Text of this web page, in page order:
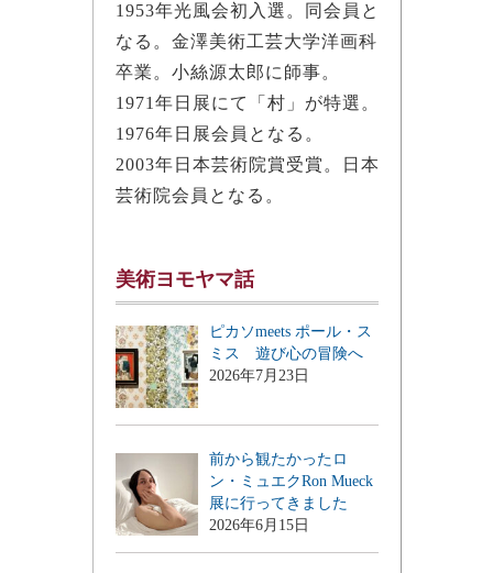
1953年光風会初入選。同会員と
なる。金澤美術工芸大学洋画科
卒業。小絲源太郎に師事。
1971年日展にて「村」が特選。
1976年日展会員となる。
2003年日本芸術院賞受賞。日本
芸術院会員となる。
美術ヨモヤマ話
ピカソmeets ポール・ス
ミス 遊び心の冒険へ
2026年7月23日
前から観たかったロ
ン・ミュエクRon Mueck
展に行ってきました
2026年6月15日